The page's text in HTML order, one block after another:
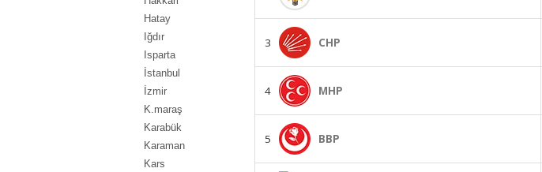
Hatay
Iğdır
Isparta
İstanbul
İzmir
K.maraş
Karabük
Karaman
Kars
3 CHP
4 MHP
5 BBP